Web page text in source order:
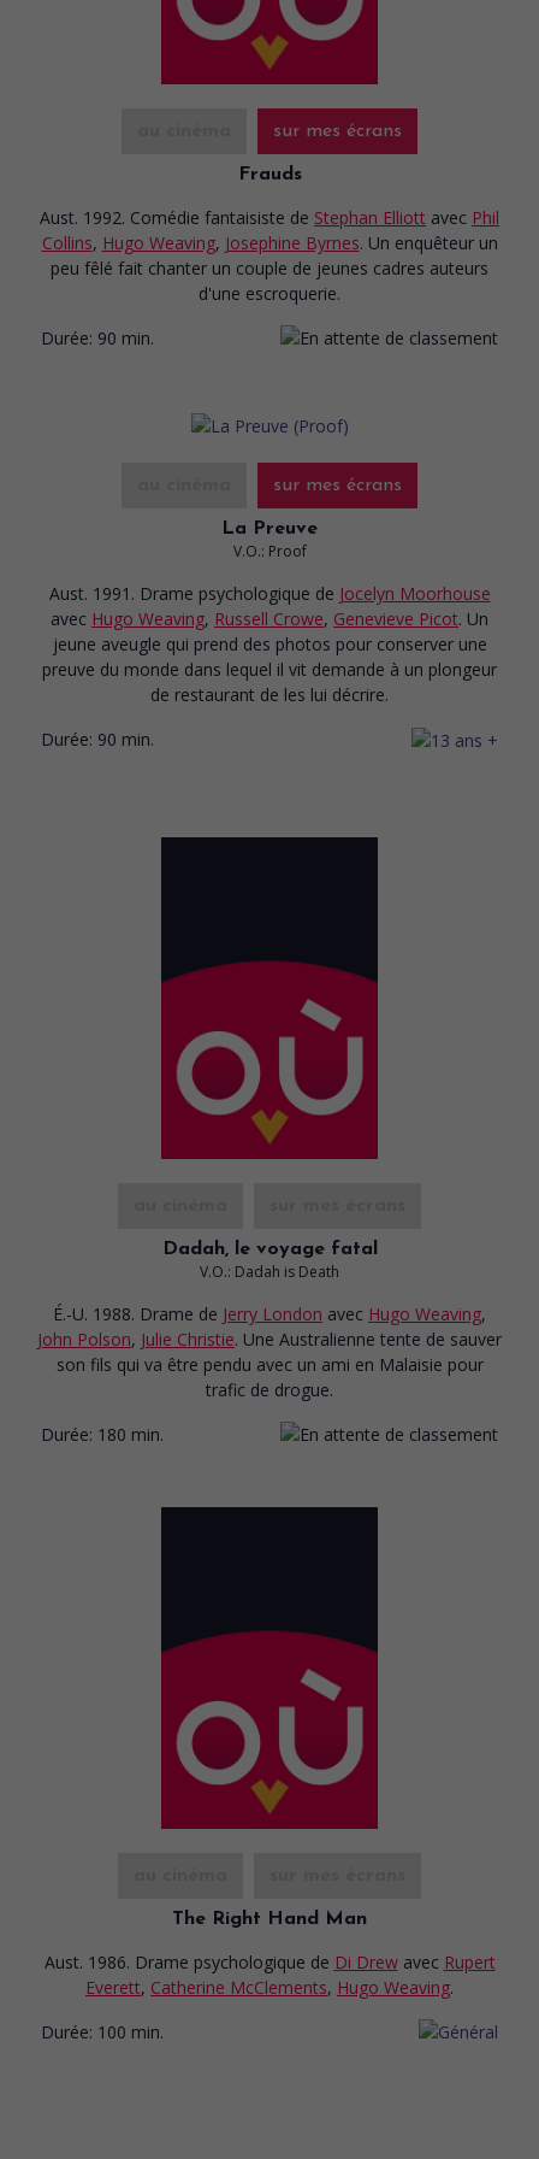
sur mes écrans
Frauds
Aust. 1992. Comédie fantaisiste de Stephan Elliott avec Phil
Collins, Hugo Weaving, Josephine Byrnes. Un enquêteur un
peu fêlé fait chanter un couple de jeunes cadres auteurs
d'une escroquerie.
Durée: 90 min.
sur mes écrans
La Preuve
V.O.: Proof
Aust. 1991. Drame psychologique de Jocelyn Moorhouse
avec Hugo Weaving, Russell Crowe, Genevieve Picot. Un
jeune aveugle qui prend des photos pour conserver une
preuve du monde dans lequel il vit demande à un plongeur
de restaurant de les lui décrire.
Durée: 90 min.
Dadah, le voyage fatal
V.O.: Dadah is Death
É.-U. 1988. Drame de Jerry London avec Hugo Weaving,
John Polson, Julie Christie. Une Australienne tente de sauver
son fils qui va être pendu avec un ami en Malaisie pour
trafic de drogue.
Durée: 180 min.
The Right Hand Man
Aust. 1986. Drame psychologique de Di Drew avec Rupert
Everett, Catherine McClements, Hugo Weaving.
Durée: 100 min.